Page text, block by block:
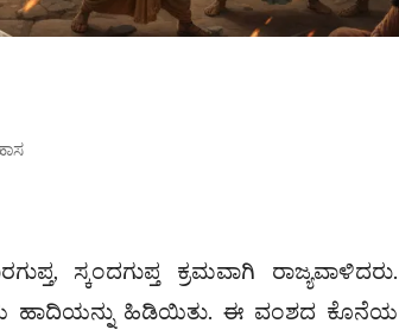
ಸ್ಕಂದಗುಪ್ತ ಕ್ರಮವಾಗಿ ರಾಜ್ಯವಾಳಿದರು.
ಹಾದಿಯನ್ನು ಹಿಡಿಯಿತು. ಈ ವಂಶದ ಕೊನೆಯ